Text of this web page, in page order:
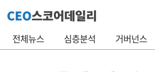
전체뉴스 심층분석 거버넌스